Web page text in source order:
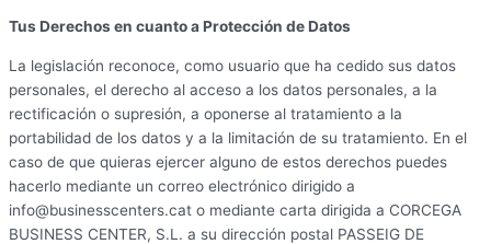
Tus Derechos en cuanto a Protección de Datos
La legislación reconoce, como usuario que ha cedido sus datos
personales, el derecho al acceso a los datos personales, a la
rectificación o supresión, a oponerse al tratamiento a la
portabilidad de los datos y a la limitación de su tratamiento. En el
caso de que quieras ejercer alguno de estos derechos puedes
hacerlo mediante un correo electrónico dirigido a
info@businesscenters.cat o mediante carta dirigida a CORCEGA
BUSINESS CENTER, S.L. a su dirección postal PASSEIG DE